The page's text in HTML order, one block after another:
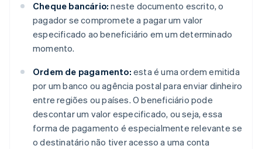
Cheque bancário: neste documento escrito, o
pagador se compromete a pagar um valor
especificado ao beneficiário em um determinado
momento.
Ordem de pagamento: esta é uma ordem emitida
por um banco ou agência postal para enviar dinheiro
entre regiões ou países. O beneficiário pode
descontar um valor especificado, ou seja, essa
forma de pagamento é especialmente relevante se
o destinatário não tiver acesso a uma conta